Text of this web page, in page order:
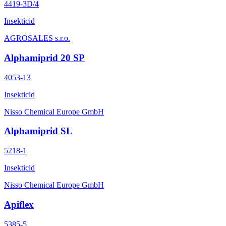
4419-3D/4
Insekticid
AGROSALES s.r.o.
Alphamiprid 20 SP
4053-13
Insekticid
Nisso Chemical Europe GmbH
Alphamiprid SL
5218-1
Insekticid
Nisso Chemical Europe GmbH
Apiflex
5385-5